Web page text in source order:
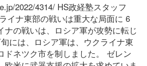
2022/4314/ HS政経塾スタッフ
イナ東部の戦いは重大な局面に 6
ナの戦いは、ロシア軍が攻勢に転じ
には、ロシア軍は、ウクライナ東
ドネツク市を制しました。 ゼレン